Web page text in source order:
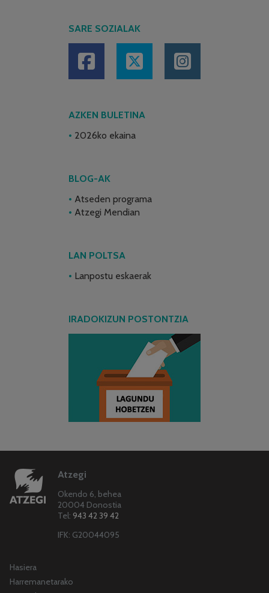
SARE SOZIALAK
AZKEN BULETINA
2026ko ekaina
BLOG-AK
Atseden programa
Atzegi Mendian
LAN POLTSA
Lanpostu eskaerak
IRADOKIZUN POSTONTZIA
Atzegi
Okendo 6, behea
20004 Donostia
Tel: 943 42 39 42
IFK: G20044095
Hasiera
Harremanetarako